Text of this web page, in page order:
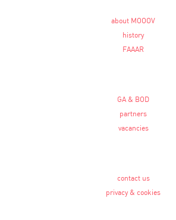
about MOOOV
history
FAAAR
GA & BOD
partners
vacancies
contact us
privacy & cookies